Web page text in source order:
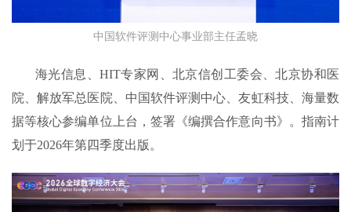
中国软件评测中心事业部主任孟晓
海光信息、HIT专家网、北京信创工委会、北京协和医
院、解放军总医院、中国软件评测中心、友虹科技、海量数
据等核心参编单位上台，签署《编撰合作意向书》。指南计
划于2026年第四季度出版。